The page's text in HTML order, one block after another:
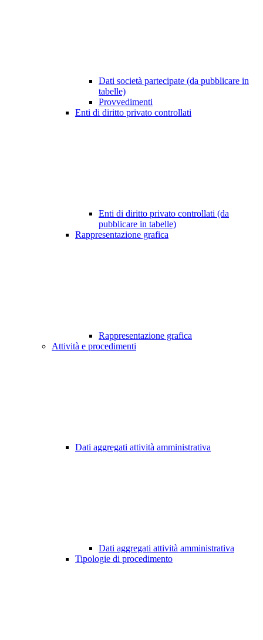
Dati società partecipate (da pubblicare in
tabelle)
Provvedimenti
Enti di diritto privato controllati
Enti di diritto privato controllati (da
pubblicare in tabelle)
Rappresentazione grafica
Rappresentazione grafica
Attività e procedimenti
Dati aggregati attività amministrativa
Dati aggregati attività amministrativa
Tipologie di procedimento